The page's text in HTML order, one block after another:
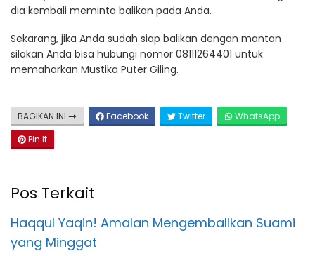
dia kembali meminta balikan pada Anda.
Sekarang, jika Anda sudah siap balikan dengan mantan
silakan Anda bisa hubungi nomor 08111264401 untuk
memaharkan Mustika Puter Giling.
BAGIKAN INI Facebook Twitter
WhatsApp
Pin It
Pos Terkait
Haqqul Yaqin! Amalan Mengembalikan Suami
yang Minggat